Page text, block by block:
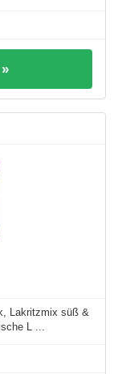
Lakritzmix süß &
L ...